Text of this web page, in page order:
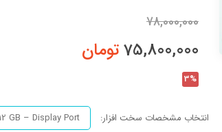
78,000,000
75,800,000تومان
3%
انتخاب مشخصات سخت افزار: GB – Display Port